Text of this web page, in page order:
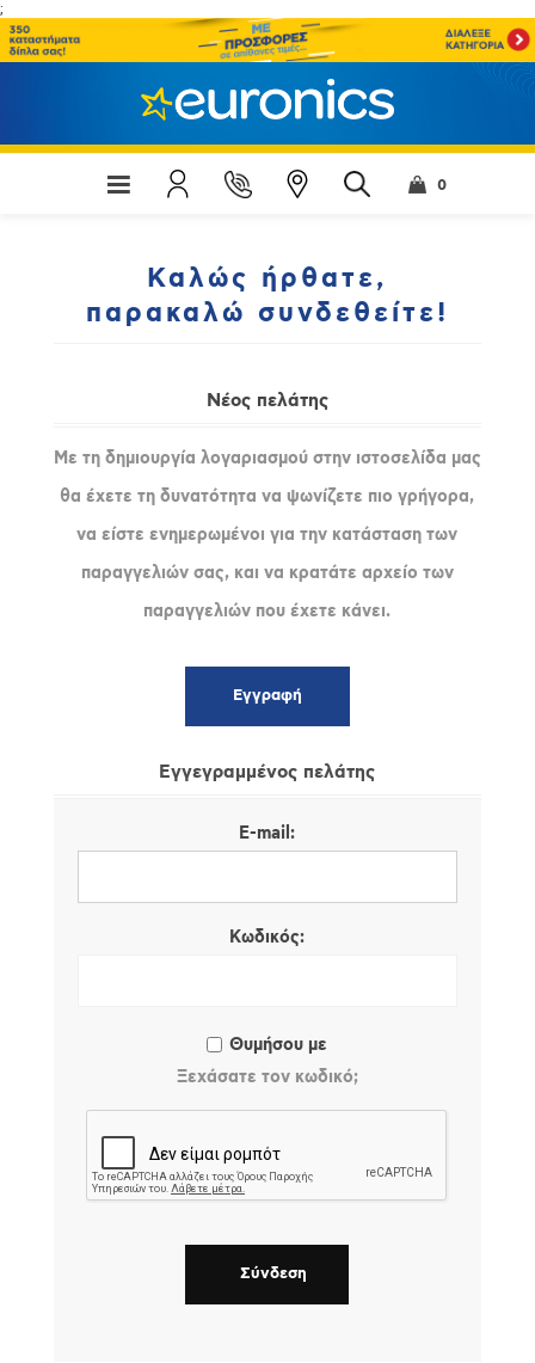
;
0
Καλώς ήρθατε,
παρακαλώ συνδεθείτε!
Νέος πελάτης
Με τη δημιουργία λογαριασμού στην ιστοσελίδα μας
θα έχετε τη δυνατότητα να ψωνίζετε πιο γρήγορα,
να είστε ενημερωμένοι για την κατάσταση των
παραγγελιών σας, και να κρατάτε αρχείο των
παραγγελιών που έχετε κάνει.
Εγγεγραμμένος πελάτης
E-mail:
Κωδικός:
Θυμήσου με
Ξεχάσατε τον κωδικό;